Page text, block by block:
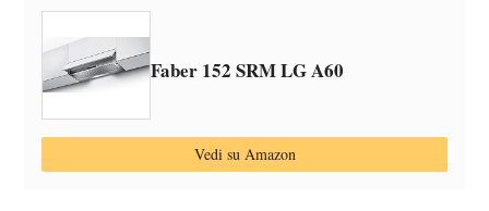
Faber 152 SRM LG A60
Vedi su Amazon